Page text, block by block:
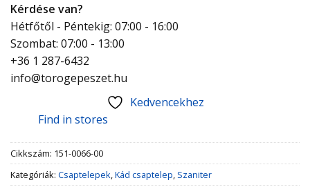
Kérdése van?
Hétfőtől - Péntekig: 07:00 - 16:00
Szombat: 07:00 - 13:00
+36 1 287-6432
info@torogepeszet.hu
Kedvencekhez
Find in stores
Cikkszám: 151-0066-00
Kategóriák: Csaptelepek Kád csaptelep Szaniter